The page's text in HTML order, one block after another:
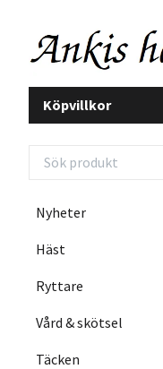
Köpvillkor
Nyheter
Häst
Ryttare
Vård & skötsel
Täcken